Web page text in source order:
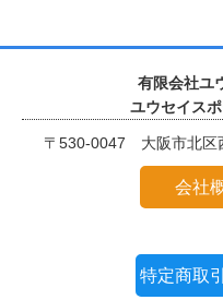
有限会社ユ
ユウセイス
〒530-0047 大阪市北区
会社
特定商取